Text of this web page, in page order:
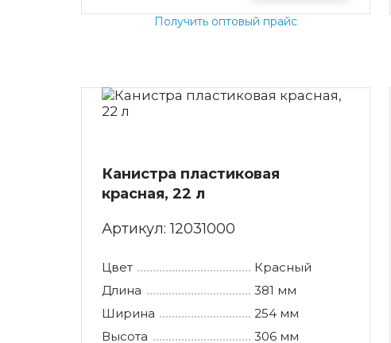
Получить оптовый прайс
Канистра пластиковая
красная, 22 л
Артикул:12031000
Цвет
Красный
Длина
381 мм
Ширина
254 мм
Высота
306 мм